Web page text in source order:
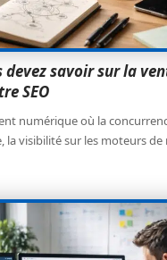
devez savoir sur la
SEO
numérique où la
la visibilité sur les moteurs de